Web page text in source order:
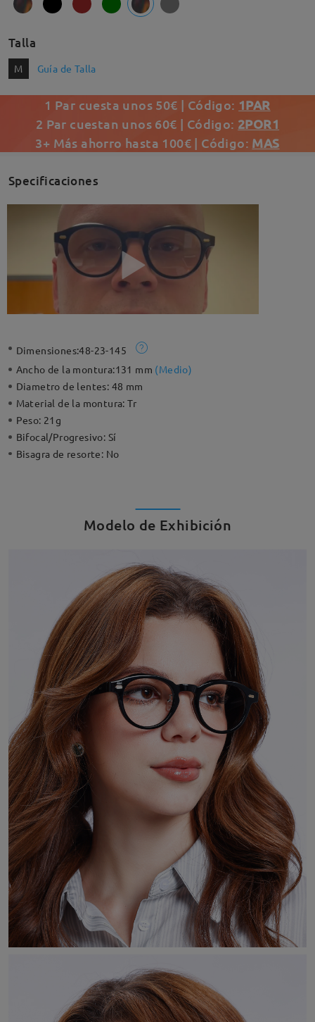
Talla
M Guía de Talla
1 Par cuesta unos 50€ | Código: 1PAR
2 Par cuestan unos 60€ | Código: 2POR1
3+ Más ahorro hasta 100€ | Código: MAS
Specificaciones
Dimensiones:48-23-145
Ancho de la montura:131 mm (Medio)
Diametro de lentes: 48 mm
Material de la montura:Tr
Peso: 21g
Bifocal/Progresivo: Sí
Bisagra de resorte: No
Modelo de Exhibición